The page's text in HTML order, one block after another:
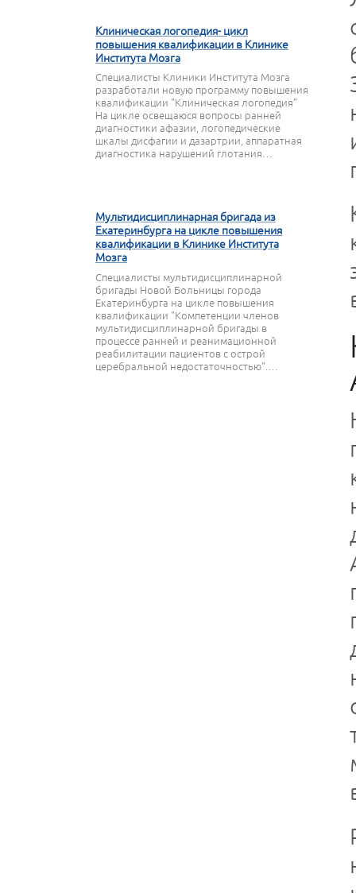
Клиническая логопедия- цикл
повышения квалификации в Клинике
Института Мозга
Специалисты Клиники Института Мозга
разработали новую программу повышения
квалификации "Клиническая логопедия"
На цикле освещаюся вопросы ранней
диагностики афазии, логопедические
шкалы дисфагии и дазартрии, аппаратная
диагностика нарушений глотания…
Мультидисциплинарная бригада из
Екатеринбурга на цикле повышения
квалификации в Клинике Института
Мозга
Специалисты мультидисциплинарной
бригады Новой Больницы города
Екатеринбурга на цикле повышения
квалификации "Компетенции членов
мультидисциплинарной бригады в
процессе ранней и реанимационной
реабилитации пациентов с острой
церебральной недостаточностью".…